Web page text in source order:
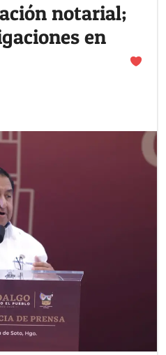
notarial;
en